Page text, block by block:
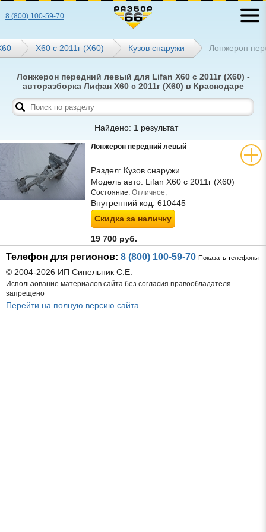
8 (800) 100-59-70
X60 с 2011г (Х60) Кузов снаружи Лонжерон
Лонжерон передний левый для Lifan X60 с 2011г (Х60) -
авторазборка Лифан X60 с 2011г (Х60) в Краснодаре
Найдено: 1 результат
Лонжерон передний левый
Раздел: Кузов снаружи
Модель авто: Lifan X60 с 2011г (Х60)
Состояние: Отличное,
Внутренний код: 610445
Скидка за наличку
19 700 руб.
Телефон для регионов: 8 (800) 100-59-70 Показать телефоны
© 2004-2026 ИП Синельник С.Е.
Использование материалов сайта без согласия правообладателя
запрещено
Перейти на полную версию сайта